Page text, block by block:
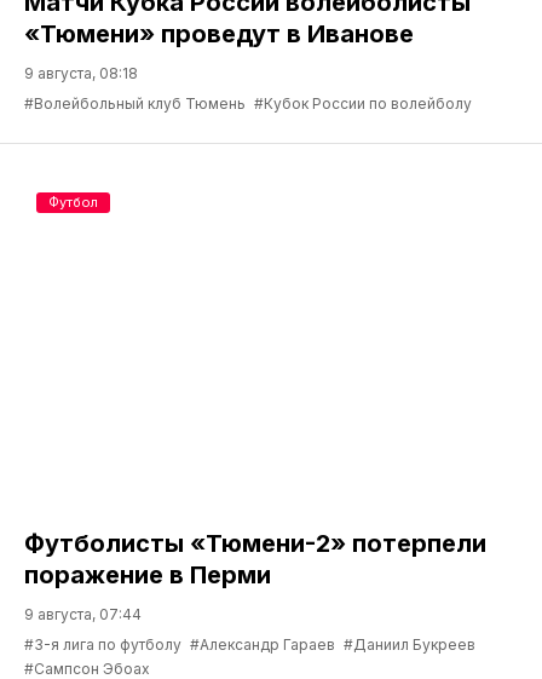
«Тюмени» проведут в Иванове
9 августа, 08:18
#Волейбольный клуб Тюмень #Кубок России по волейболу
Футболисты «Тюмени-2» потерпели
поражение в Перми
9 августа, 07:44
#3-я лига по футболу #Александр Гараев #Даниил Букреев
#Сампсон Эбоах
Футбол